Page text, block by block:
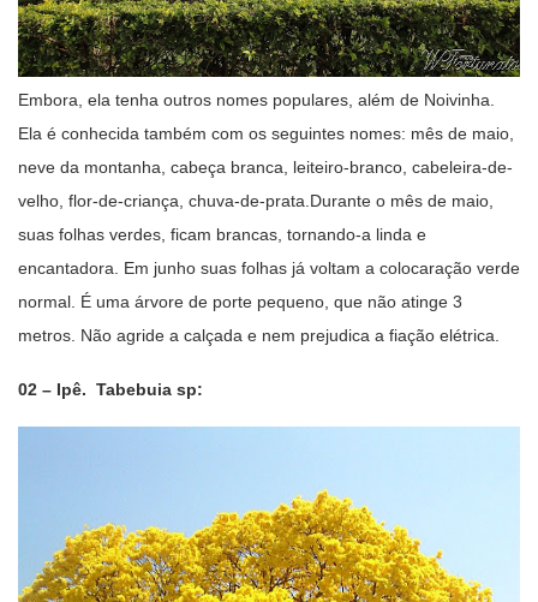
Embora, ela tenha outros nomes populares, além de Noivinha.
Ela é conhecida também com os seguintes nomes: mês de maio,
neve da montanha, cabeça branca, leiteiro-branco, cabeleira-de-
velho, flor-de-criança, chuva-de-prata.Durante o mês de maio,
suas folhas verdes, ficam brancas, tornando-a linda e
encantadora. Em junho suas folhas já voltam a colocaração verde
normal. É uma árvore de porte pequeno, que não atinge 3
metros. Não agride a calçada e nem prejudica a fiação elétrica.
02 – Ipê. Tabebuia sp: